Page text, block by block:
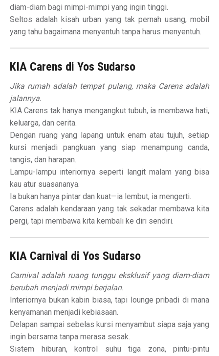
diam-diam bagi mimpi-mimpi yang ingin tinggi.
Seltos adalah kisah urban yang tak pernah usang, mobil
yang tahu bagaimana menyentuh tanpa harus menyentuh.
KIA Carens di Yos Sudarso
Jika rumah adalah tempat pulang, maka Carens adalah
jalannya.
KIA Carens tak hanya mengangkut tubuh, ia membawa hati,
keluarga, dan cerita.
Dengan ruang yang lapang untuk enam atau tujuh, setiap
kursi menjadi pangkuan yang siap menampung canda,
tangis, dan harapan.
Lampu-lampu interiornya seperti langit malam yang bisa
kau atur suasananya.
Ia bukan hanya pintar dan kuat—ia lembut, ia mengerti.
Carens adalah kendaraan yang tak sekadar membawa kita
pergi, tapi membawa kita kembali ke diri sendiri.
KIA Carnival di Yos Sudarso
Carnival adalah ruang tunggu eksklusif yang diam-diam
berubah menjadi mimpi berjalan.
Interiornya bukan kabin biasa, tapi lounge pribadi di mana
kenyamanan menjadi kebiasaan.
Delapan sampai sebelas kursi menyambut siapa saja yang
ingin bersama tanpa merasa sesak.
Sistem hiburan, kontrol suhu tiga zona, pintu-pintu